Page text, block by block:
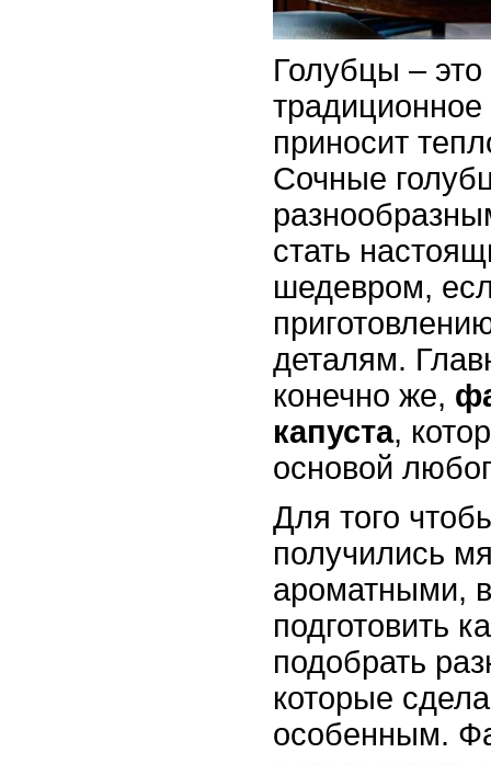
Голубцы – это
приносит
Сочные
стать
шедевром,
деталям.
конечно же,
капуста,
основой
Для того
получились
ароматными,
подготовить
подобрать
которые
особенным.